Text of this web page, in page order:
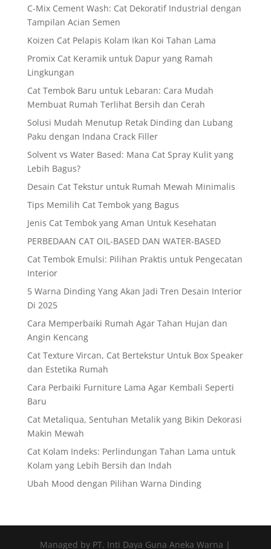
C-Mix Cement Wash: Cat Dekoratif Industrial dengan
Tampilan Acian Semen
Koizen Cat Pelapis Kolam Ikan Koi Tahan Lama
Promix Cat Keramik untuk Dapur yang Ramah
Lingkungan
Cat Tembok Baru untuk Lebaran: Cara Mudah
Membuat Rumah Terlihat Bersih dan Cerah
Solusi Mudah Menutup Retak Dinding dan Lubang
Paku dengan Indana Crack Filler
Solvent vs Water Based: Mana Cat Spray Kulit yang
Lebih Bagus?
Desain Cat Tekstur untuk Rumah Mewah Minimalis
Tips Memilih Cat Tembok yang Bagus
Jenis Cat Tembok yang Aman Untuk Kesehatan
PERBEDAAN CAT OIL-BASED DAN WATER-BASED
Cat Tembok Emulsi: Pilihan Praktis untuk Pengecatan
Interior
5 Warna Dinding Yang Akan Jadi Tren Desain Interior
Di 2025
Cara Memperbaiki Rumah Agar Tahan Hujan dan
Angin Kencang
Cat Texture Vircan, Cat Bertekstur Untuk Box Speaker
dan Estetika Rumah
Cara Perbaiki Furniture Lama Agar Kembali Seperti
Baru
Cat Metaliqua, Sentuhan Metalik yang Bikin Dekorasi
Makin Mewah
Cat Kolam Indeks: Perlindungan Tahan Lama untuk
Kolam yang Lebih Bersih dan Indah
Ubah Mood dengan Pilihan Warna Dinding
Managed by PT. Inti Daya Guna Aneka Warna |